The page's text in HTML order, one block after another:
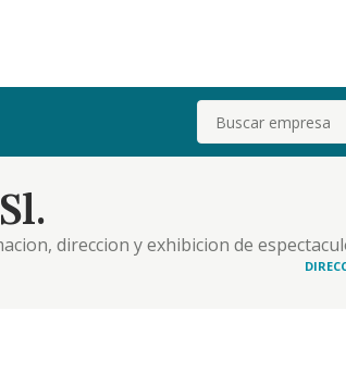
Buscar
direccion y exhibicion de